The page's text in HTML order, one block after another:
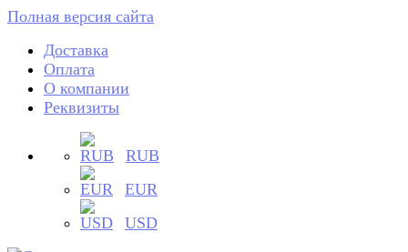
Полная версия сайта
Доставка
Оплата
О компании
Реквизиты
RUB
EUR
USD